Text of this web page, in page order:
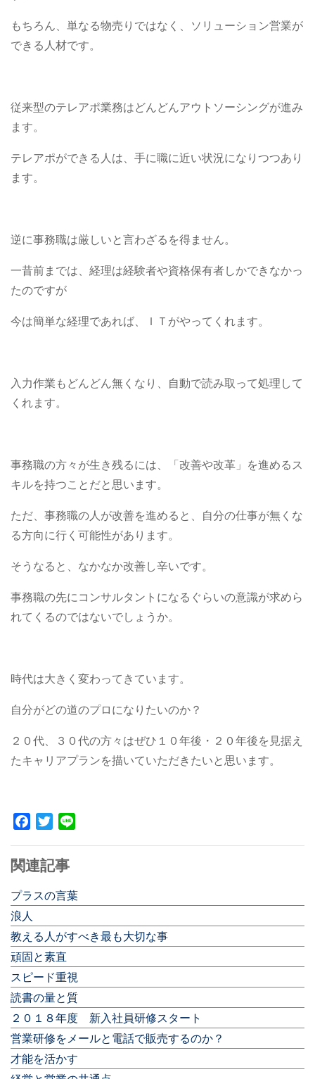
もちろん、単なる物売りではなく、ソリューション営業が
できる人材です。
従来型のテレアポ業務はどんどんアウトソーシングが進み
ます。
テレアポができる人は、手に職に近い状況になりつつあり
ます。
逆に事務職は厳しいと言わざるを得ません。
一昔前までは、経理は経験者や資格保有者しかできなかっ
たのですが
今は簡単な経理であれば、ＩＴがやってくれます。
入力作業もどんどん無くなり、自動で読み取って処理して
くれます。
事務職の方々が生き残るには、「改善や改革」を進めるス
キルを持つことだと思います。
ただ、事務職の人が改善を進めると、自分の仕事が無くな
る方向に行く可能性があります。
そうなると、なかなか改善し辛いです。
事務職の先にコンサルタントになるぐらいの意識が求めら
れてくるのではないでしょうか。
時代は大きく変わってきています。
自分がどの道のプロになりたいのか？
２０代、３０代の方々はぜひ１０年後・２０年後を見据え
たキャリアプランを描いていただきたいと思います。
Facebook
Twitter
関連記事
プラスの言葉
浪人
教える人がすべき最も大切な事
頑固と素直
スピード重視
読書の量と質
２０１８年度 新入社員研修スタート
営業研修をメールと電話で販売するのか？
才能を活かす